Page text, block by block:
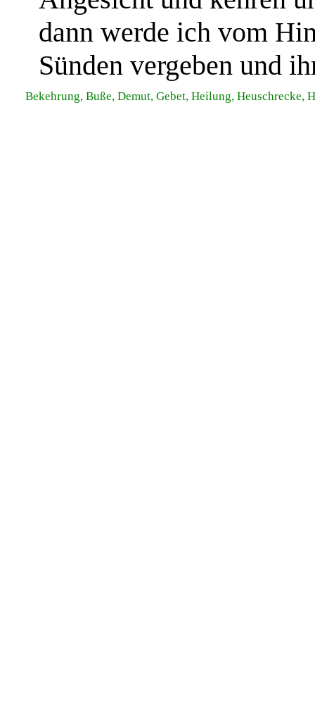
dann werde ich vom
Sünden vergeben und
Bekehrung, Buße, Demut, Gebet, Heilung, Heuschrecke,